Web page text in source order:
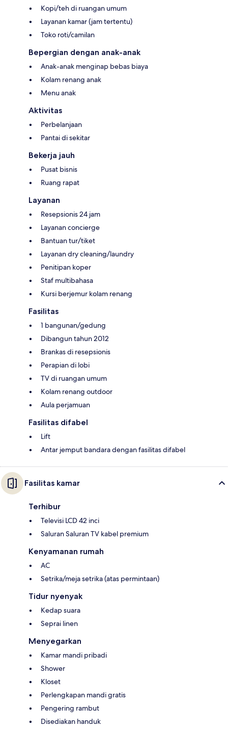
Kopi/teh di ruangan umum
Layanan kamar (jam tertentu)
Toko roti/camilan
Bepergian dengan anak-anak
Anak-anak menginap bebas biaya
Kolam renang anak
Menu anak
Aktivitas
Perbelanjaan
Pantai di sekitar
Bekerja jauh
Pusat bisnis
Ruang rapat
Layanan
Resepsionis 24 jam
Layanan concierge
Bantuan tur/tiket
Layanan dry cleaning/laundry
Penitipan koper
Staf multibahasa
Kursi berjemur kolam renang
Fasilitas
1 bangunan/gedung
Dibangun tahun 2012
Brankas di resepsionis
Perapian di lobi
TV di ruangan umum
Kolam renang outdoor
Aula perjamuan
Fasilitas difabel
Lift
Antar jemput bandara dengan fasilitas difabel
Fasilitas kamar
Terhibur
Televisi LCD 42 inci
Saluran Saluran TV kabel premium
Kenyamanan rumah
AC
Setrika/meja setrika (atas permintaan)
Tidur nyenyak
Kedap suara
Seprai linen
Menyegarkan
Kamar mandi pribadi
Shower
Kloset
Perlengkapan mandi gratis
Pengering rambut
Disediakan handuk